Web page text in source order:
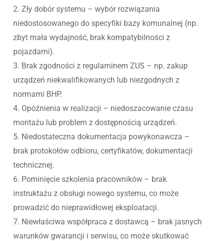
2. Zły dobór systemu – wybór rozwiązania
niedostosowanego do specyfiki bazy komunalnej (np.
zbyt mała wydajność, brak kompatybilności z
pojazdami).
3. Brak zgodności z regulaminem ZUS – np. zakup
urządzeń niekwalifikowanych lub niezgodnych z
normami BHP.
4. Opóźnienia w realizacji – niedoszacowanie czasu
montażu lub problem z dostępnością urządzeń.
5. Niedostateczna dokumentacja powykonawcza –
brak protokołów odbioru, certyfikatów, dokumentacji
technicznej.
6. Pominięcie szkolenia pracowników – brak
instruktażu z obsługi nowego systemu, co może
prowadzić do nieprawidłowej eksploatacji.
7. Niewłaściwa współpraca z dostawcą – brak jasnych
warunków gwarancji i serwisu, co może skutkować